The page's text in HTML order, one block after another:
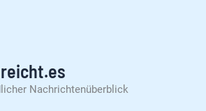
Nachrichtenüberblick